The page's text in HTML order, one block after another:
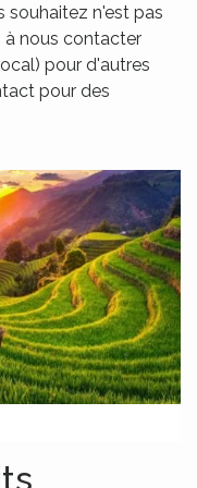
souhaitez n'est pas
à nous contacter
pour d'autres
pour des